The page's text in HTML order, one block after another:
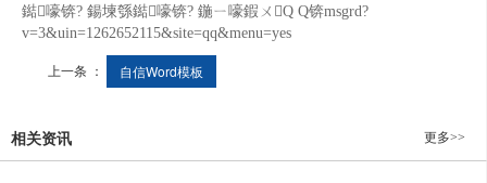
鐑嚎锛? 鍚堜綔鐑嚎锛? 鍦ㄧ嚎鍜ㄨQ Q锛msgrd?
v=3&uin=1262652115&site=qq&menu=yes
上一条 ： 自信Word模板
相关资讯 更多>>